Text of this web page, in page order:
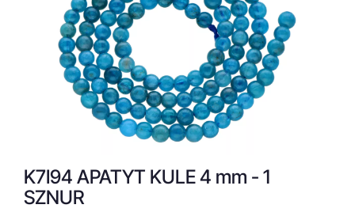
K7I94 APATYT KULE 4 mm - 1
SZNUR